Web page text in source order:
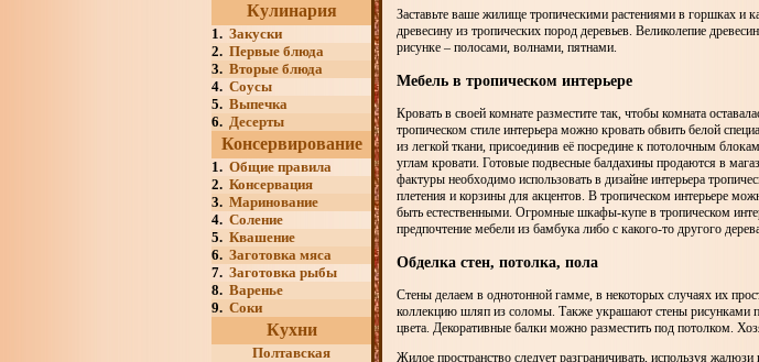
Кулинария
1. Закуски
2. Первые блюда
3. Вторые блюда
4. Соусы
5. Выпечка
6. Десерты
Консервирование
1. Общие правила
2. Консервация
3. Маринование
4. Соление
5. Квашение
6. Заготовка мяса
7. Заготовка рыбы
8. Варенье
9. Соки
Кухни
Полтавская
Заставьте ваше жилище тропическими растениями в горшках и
древесину из тропических пород деревьев. Великолепие
рисунке – полосами, волнами, пятнами.
Мебель в тропическом интерьере
Кровать в своей комнате разместите так, чтобы комната
тропическом стиле интерьера можно кровать обвить белой
из легкой ткани, присоединив её посредине к потолочным
углам кровати. Готовые подвесные балдахины продаются в
фактуры необходимо использовать в дизайне интерьера
плетения и корзины для акцентов. В тропическом интерьере
быть естественными. Огромные шкафы-купе в тропическом
предпочтение мебели из бамбука либо с какого-то другого
Обделка стен, потолка, пола
Стены делаем в однотонной гамме, в некоторых случаях их
коллекцию шляп из соломы. Также украшают стены рисунками
цвета. Декоративные балки можно разместить под потолком.
Жилое пространство следует разграничивать, используя